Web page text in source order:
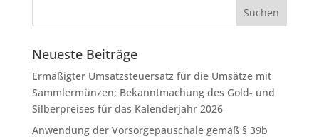
Neueste Beiträge
Ermäßigter Umsatzsteuersatz für die Umsätze mit
Sammlermünzen; Bekanntmachung des Gold- und
Silberpreises für das Kalenderjahr 2026
Anwendung der Vorsorgepauschale gemäß § 39b